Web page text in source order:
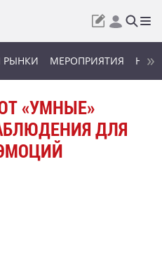
МЕРОПРИЯТИЯ
«УМНЫЕ»
ДЛЯ